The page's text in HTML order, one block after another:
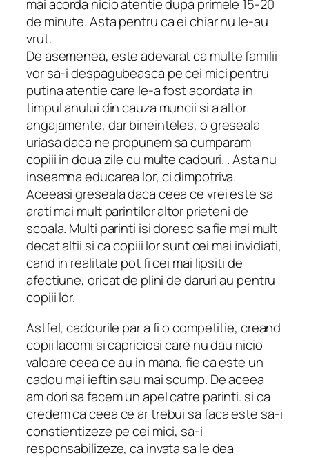
mai acorda nicio atentie dupa primele 15-20
de minute. Asta pentru ca ei chiar nu le-au
vrut.
De asemenea, este adevarat ca multe familii
vor sa-i despagubeasca pe cei mici pentru
putina atentie care le-a fost acordata in
timpul anului din cauza muncii si a altor
angajamente, dar bineinteles, o greseala
uriasa daca ne propunem sa cumparam
copiii in doua zile cu multe cadouri. . Asta nu
inseamna educarea lor, ci dimpotriva.
Aceeasi greseala daca ceea ce vrei este sa
arati mai mult parintilor altor prieteni de
scoala. Multi parinti isi doresc sa fie mai mult
decat altii si ca copiii lor sunt cei mai invidiati,
cand in realitate pot fi cei mai lipsiti de
afectiune, oricat de plini de daruri au pentru
copiii lor.
Astfel, cadourile par a fi o competitie, creand
copii lacomi si capriciosi care nu dau nicio
valoare ceea ce au in mana, fie ca este un
cadou mai ieftin sau mai scump. De aceea
am dori sa facem un apel catre parinti. si ca
credem ca ceea ce ar trebui sa faca este sa-i
constientizeze pe cei mici, sa-i
responsabilizeze, ca invata sa le dea